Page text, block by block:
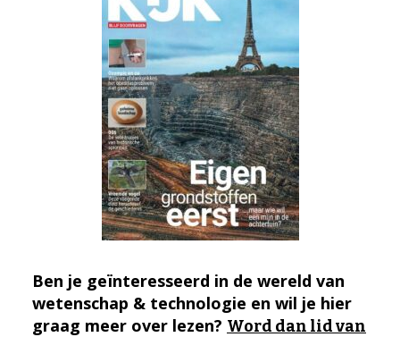
Ben je geïnteresseerd in de wereld van
wetenschap & technologie en wil je hier
graag meer over lezen? Word dan lid van